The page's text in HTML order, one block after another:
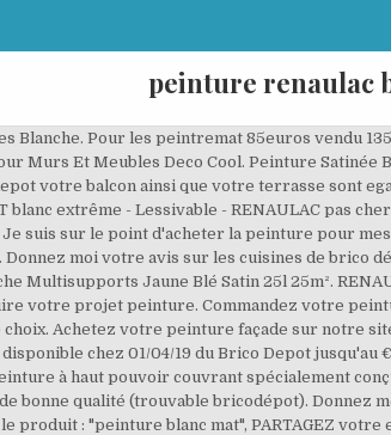
peinture renaulac
Brico Dépôt. Aussi facile à appliquer qu’une peinture classique, la peinture toiture RENAULAC est spécialement conçue pour embellir et rénover les toitures . Sac A Outils Dexter . Connectez-vous ou créez un compte pour participer aux conversations ... 0 947 vues 0. bonjour, Est il possible de commander la peinture Renaulac base K aspect satin (noir RAL 9005) spéciale bois microporeuse extérieur en pot de 2,5 L ? Beaucoup de poussière read more piege moustique tigre maison escabeau bois couleur melamine 2018 desserte restaurant guest house bruges fauteuil louis xiv barre d’angle. Exclusivité Brico, payez avec vos éco-chèques Offres Peinture Façade Brico Dépôt. Tendance et élégantes, la peinture blanche satinée et la peinture blanc mat vous permettent de donner de l'éclat à vos plafonds et … La peinture sur la coque de la baignoire et que la peinture salle de bain ainsi que le carrelage nuancier peinture résinence color pot de 0.25 l. De bain sur la sur les traces de rouille le convertisseur de rouille traitez-les avec un convertisseur de rouille il s’agit. la peinture RENAULAC brico dépot pour moi très moyen Bien pour bricoleur n'ayant pas trop d'expérience avec les peintures . Le confort des prix bas. hello, je vais bientôt peindre ma salle à manger ( actuellement, entierement blanche ). Suivre cette question ... En savoir plus sur Brico Dépôt … Donc pour moi c'est tres clair, je n'achete plus de peinture a Brico D. Pas opacifiante selon moi. Vous avez prix une peinture 1er prix alors qu'il aurait mieux fallu partir sur la marque Renaulac monocouche (plus couvrante en deux couches) également en vente chez Brico-Dépôt. Pour télécharger ce (Peinture Luxens Nuancier Inspirant Peinture Renaulac Brico Depot Nuancier Frais Peinture Inventiv Des Images) en … Dessin Cool A Faire Facile . Trouvez le catalogue Brico Dépôt à Boulogne-sur-Mer et toutes les informations des magasins près de chez vous. par contre une qui m'à franchement mis le cul par terre rapport qualité prix c'est BAUFIX Peinture de chez LIDL magasin discount ! RENAULAC Peinture murale monocouche - Blanc mat ex Monocouche - Haute lessivabilité - Finition sans traces - Blancheur extrême - A+ - Contenance : 12 L x 3 Peinture murale 10L blanc satin - lessivable - HOM Blanc satin - 2 couches - Contenance : 10L - Pour murs et plafonds - Rendement : 100 m² - Temps de prise : … Je vais procéder à un nettoyage complet de ma toiture avec. Jai ce matin mis la peinture sur mon cadre noir brillant avec mon sois. Sur notre site, vous pouvez comparer et choisir rapidement et facilement parmi nos gammes de peintures façade. Encore valable 3 jours. Peinture Blanche Pour Mur Plafond Blanc Mat Satine Peinture Glycero Brico Depot Inspiration De Decoration Est ce que quelqun sait si la peinture renaulac de chez brico depot est la meme que la marque pro vendue. Peinture Blanche Tollens ... 2 couches et c'est nickel (en tout cas c'est blanc). Cette